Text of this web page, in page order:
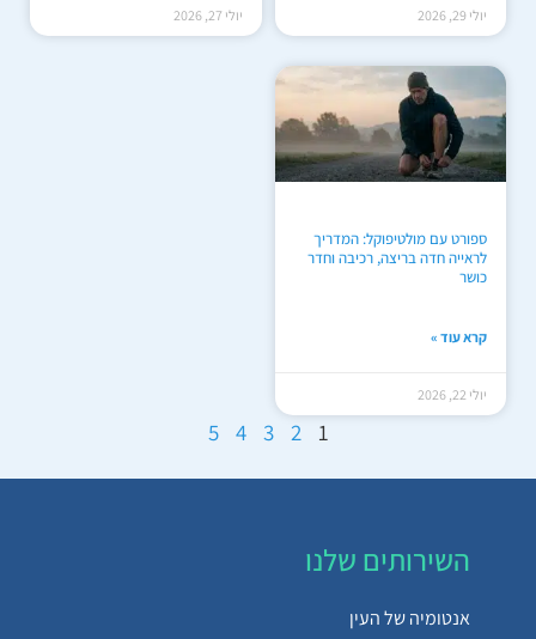
יולי 29, 2026 יולי 27, 2026
ספורט עם מולטיפוקל: המדריך
לראייה חדה בריצה, רכיבה וחדר
כושר
קרא עוד »
יולי 22, 2026
1
2
3
4
5
השירותים שלנו
אנטומיה של העין